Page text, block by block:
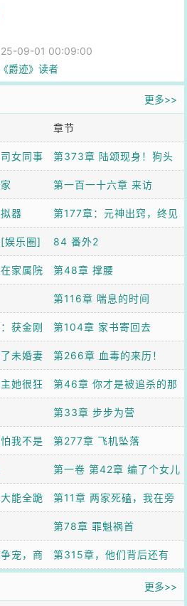
09-01 00:09:00
爵迹》读者
更多>>
章节
女同事 第373章 陆颂现身！狗头
人？
第一百一十六章 来访
器 第177章：元神出窍，终见
天刀
娱乐圈] 84 番外2
家属院 第48章 撑腰
第116章 喘息的时间
获金刚 第104章 家书寄回去
未婚妻 第266章 血毒的来历！
她很狂 第46章 你才是被追杀的那
个
第33章 步步为营
我不是 第277章 飞机坠落
第一卷 第42章 编了个女儿
国故事，虎妖全信了
能全跪 第11章 两家死磕，我在旁
边吃瓜升级
第78章 罪魁祸首
宠，商 第315章，他们背后还有
更多>>